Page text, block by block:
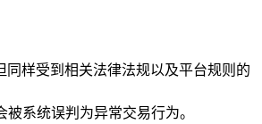
样受到相关法律法规以及平台规则的
系统误判为异常交易行为。